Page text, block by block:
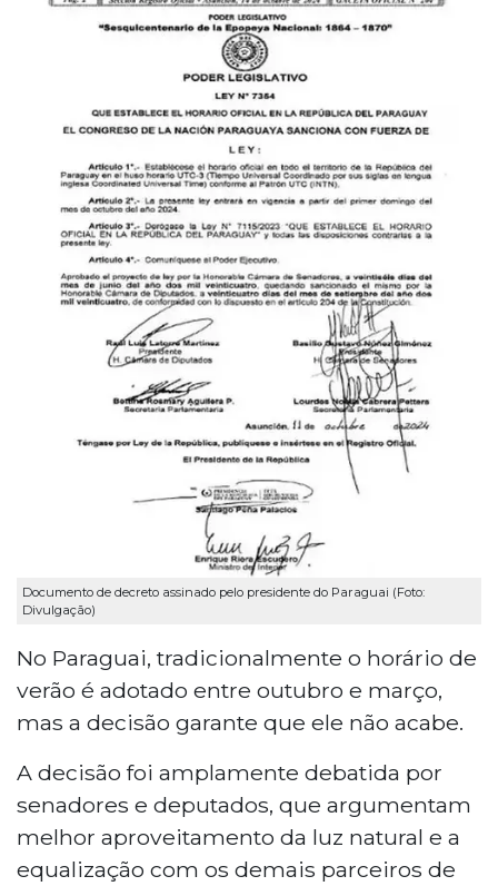
Documento de decreto assinado pelo presidente do Paraguai (Foto:
Divulgação)
No Paraguai, tradicionalmente o horário de
verão é adotado entre outubro e março,
mas a decisão garante que ele não acabe.
A decisão foi amplamente debatida por
senadores e deputados, que argumentam
melhor aproveitamento da luz natural e a
equalização com os demais parceiros de